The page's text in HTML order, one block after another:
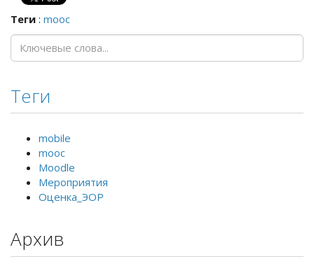
Теги : mooc
Теги
mobile
mooc
Moodle
Мероприятия
Оценка_ЭОР
Архив